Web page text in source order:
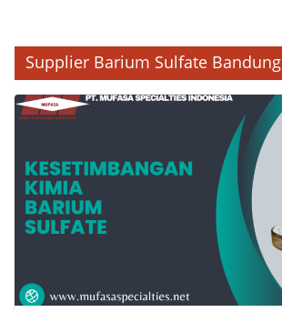
Supplier Barium Sulfate Bandung